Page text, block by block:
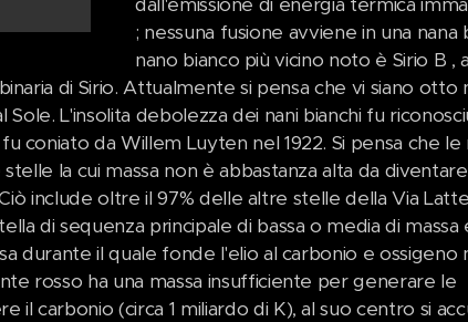
; nessuna fusione avviene in una nana
nano bianco più vicino noto è Sirio B ,
di Sirio. Attualmente si pensa che vi siano otto
L'insolita debolezza dei nani bianchi fu
fu coniato da Willem Luyten nel 1922. Si pensa che le
la cui massa non è abbastanza alta da
include oltre il 97% delle altre stelle della Via
di sequenza principale di bassa o media di massa
durante il quale fonde l'elio al carbonio e ossigeno
rosso ha una massa insufficiente per generare le
carbonio (circa 1 miliardo di K), al suo centro si